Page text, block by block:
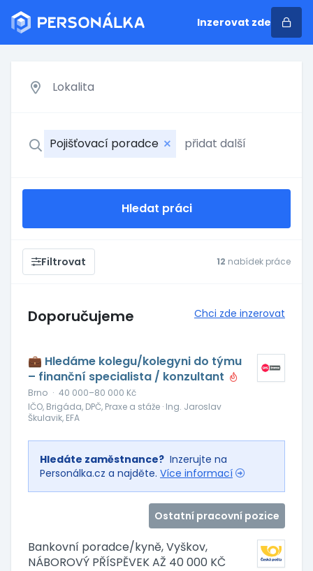
Inzerovat zde
Pojišťovací poradce
Hledat práci
Filtrovat 12 nabídek práce
Doporučujeme Chci zde inzerovat
💼 Hledáme kolegu/kolegyni do týmu
– finanční specialista / konzultant
Brno · 40 000–80 000 Kč
IČO, Brigáda, DPČ, Praxe a stáže · Ing. Jaroslav
Škulavik, EFA
Hledáte zaměstnance? Inzerujte na
Personálka.cz a najděte. Více informací
Ostatní pracovní pozice
Bankovní poradce/kyně, Vyškov,
NÁBOROVÝ PŘÍSPĚVEK AŽ 40 000 KČ